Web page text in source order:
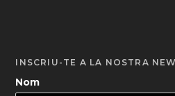
INSCRIU-TE A LA NOSTRA
Nom